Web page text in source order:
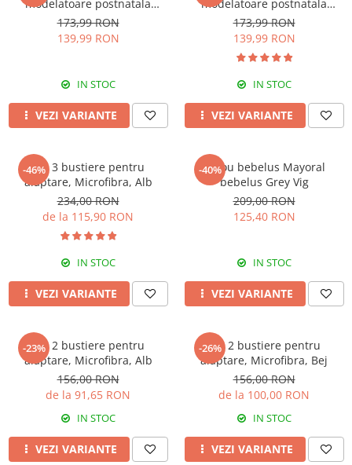
modelatoare postnatala
PREMIUM, prindere velcro,
Beige
173,99 RON
139,99 RON
IN STOC
VEZI VARIANTE
modelatoare postnatala
PREMIUM, prindere velcro,
Black
173,99 RON
139,99 RON
IN STOC
VEZI VARIANTE
-46%
Set 3 bustiere pentru
alaptare, Microfibra, Alb
234,00 RON
de la 115,90 RON
IN STOC
VEZI VARIANTE
-40%
Sacou bebelus Mayoral
bebelus Grey Vig
209,00 RON
125,40 RON
IN STOC
VEZI VARIANTE
-23%
Set 2 bustiere pentru
alaptare, Microfibra, Alb
156,00 RON
de la 91,65 RON
IN STOC
VEZI VARIANTE
-26%
Set 2 bustiere pentru
alaptare, Microfibra, Bej
156,00 RON
de la 100,00 RON
IN STOC
VEZI VARIANTE